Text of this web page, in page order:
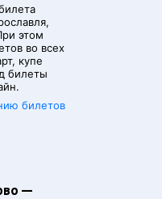
,
этом
во всех
купе
билеты
билетов
—